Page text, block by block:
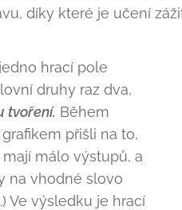
díky které je učení
hrací pole
druhy raz dva,
tvoření. Během
přišli na to,
málo výstupů, a
na vhodné slovo
Ve výsledku je hrací